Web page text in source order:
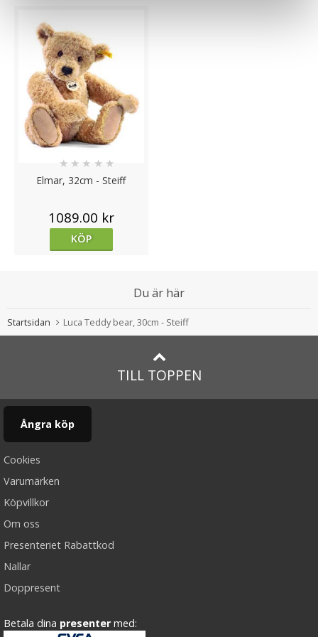
Elmar, 32cm - Steiff
★ ★ ★ ★ ★
1089.00 kr
KÖP
Du är här
Startsidan Luca Teddy bear, 30cm - Steiff
TILL TOPPEN
Ångra köp
Cookies
Varumärken
Köpvillkor
Om oss
Presenteriet Rabattkod
Nallar
Doppresent
Betala dina presenter med: